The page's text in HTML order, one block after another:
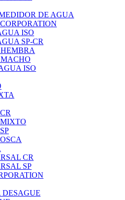
DE AGUA
ISO
SP-CR
ISO
CR
SP
DESAGUE